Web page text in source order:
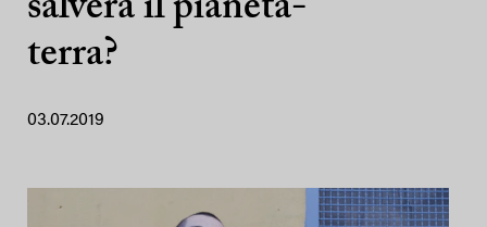
salverà il pianeta-
terra?
03.07.2019